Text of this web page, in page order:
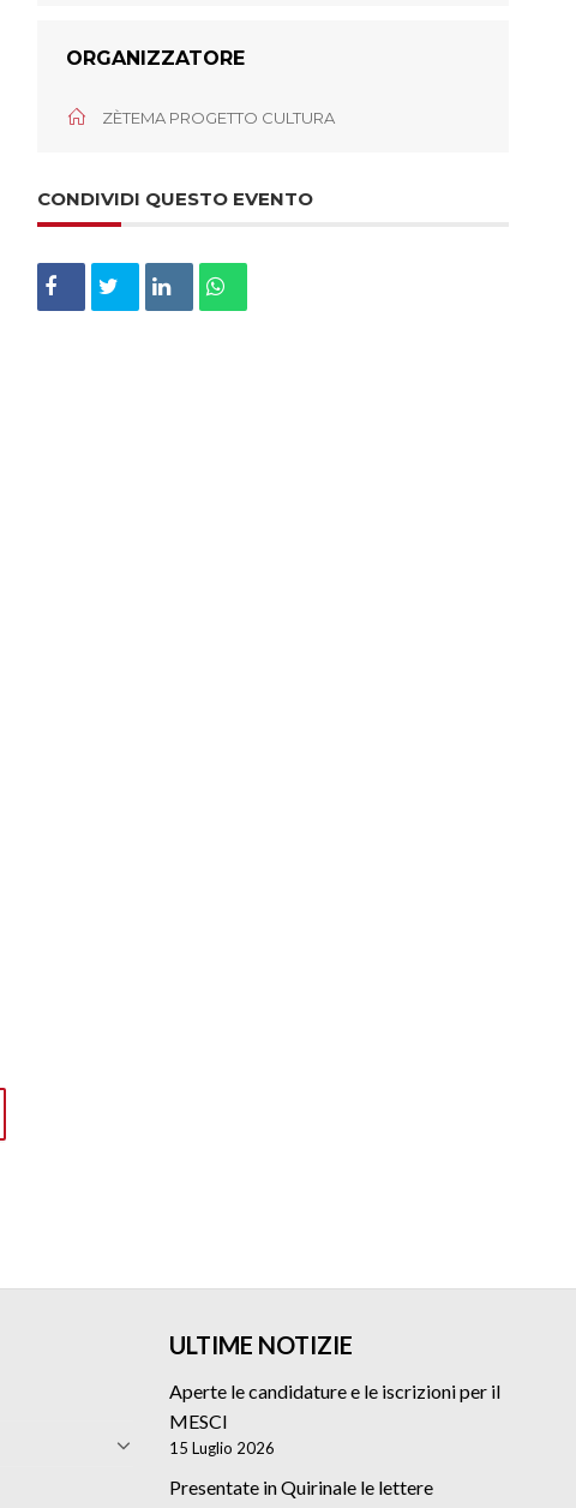
ORGANIZZATORE
ZÈTEMA PROGETTO CULTURA
CONDIVIDI QUESTO EVENTO
ULTIME NOTIZIE
Aperte le candidature e le iscrizioni per il
MESCI
15 Luglio 2026
Presentate in Quirinale le lettere